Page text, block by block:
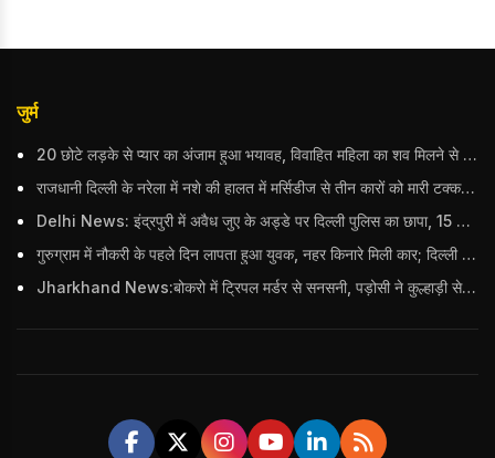
जुर्म
20 छोटे लड़के से प्यार का अंजाम हुआ भयावह, विवाहित महिला का शव मिलने से मचा हड़कंप
राजधानी दिल्ली के नरेला में नशे की हालत में मर्सिडीज से तीन कारों को मारी टक्कर, बुजुर्ग महिला की मौत; हिरासत में आरोपी
Delhi News: इंद्रपुरी में अवैध जुए के अड्डे पर दिल्ली पुलिस का छापा, 15 जुआरियों को पकड़ा; ₹3.61 लाख नकद और अन्य सामान बरामद
गुरुग्राम में नौकरी के पहले दिन लापता हुआ युवक, नहर किनारे मिली कार; दिल्ली पुलिस ने दर्ज की FIR
Jharkhand News:बोकरो में ट्रिपल मर्डर से सनसनी, पड़ोसी ने कुल्हाड़ी से पति-पत्नी और बहु की हत्या की